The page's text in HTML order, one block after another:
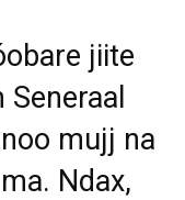
jiite
mujj na
Ndax,